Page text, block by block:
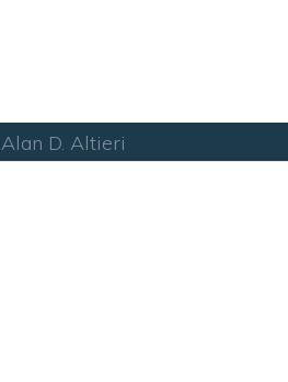
Alan D. Altieri